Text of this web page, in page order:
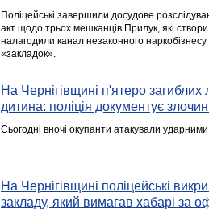
Поліцейські завершили досудове
акт щодо трьох мешканців Прилук, які
налагодили канал незаконного
«закладок».
На Чернігівщині п'ятеро
дитина: поліція документує
Сьогодні вночі окупанти атакували
На Чернігівщині поліцейські
закладу, який вимагав хабарі за